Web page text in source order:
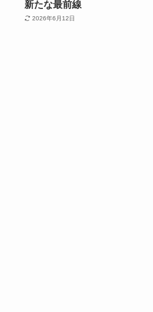
新たな最前線
2026年6月12日